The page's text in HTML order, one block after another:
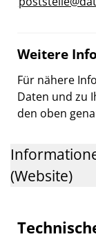
Weitere
Für nähere
Daten und zu
den oben
(Website)